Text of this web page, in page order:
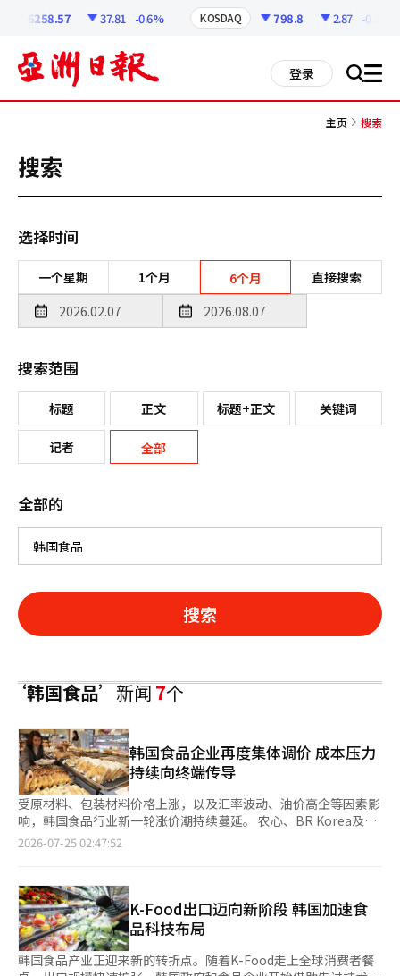
6258.57 37.81 -0.6% KOSDAQ 798.8 2.87 -0.36%
登录 搜 all
主页 搜索
搜索
选择时间
一个星期 1个月 6个月 直接搜索
搜索范围
标题 正文 标题+正文 关键词
记者 全部
全部的
搜索
‘韩国食品’新闻7个
韩国食品企业再度集体调价 成本压力
持续向终端传导
受原材料、包装材料价格上涨，以及汇率波动、油价高企等因素影
响，韩国食品行业新一轮涨价潮持续蔓延。 农心、BR Korea及CJ
Foodville近日相继宣布上调旗下部分产品价格，涉及方便面、零
出厂价，平均涨幅5.8%。其中，杯装方便面、零食和饮料出厂价
分别平均上涨6.0%、5.5%和7.7%，韩式辣牛肉汤杯面、辛拉面杯
面及虾条等主要产品均在调价范围内。预计韩式辣牛肉汤杯面零售
价将由1100韩元上调至1200韩元，90克装虾条将由1500韩元上调
至1600韩元。不过，占公司方便面销售额约63%的袋装方便面此
2026-07-25 02:47:52
K-Food出口迈向新阶段 韩国加速食
品科技布局
韩国食品产业正迎来新的转折点。随着K-Food走上全球消费者餐